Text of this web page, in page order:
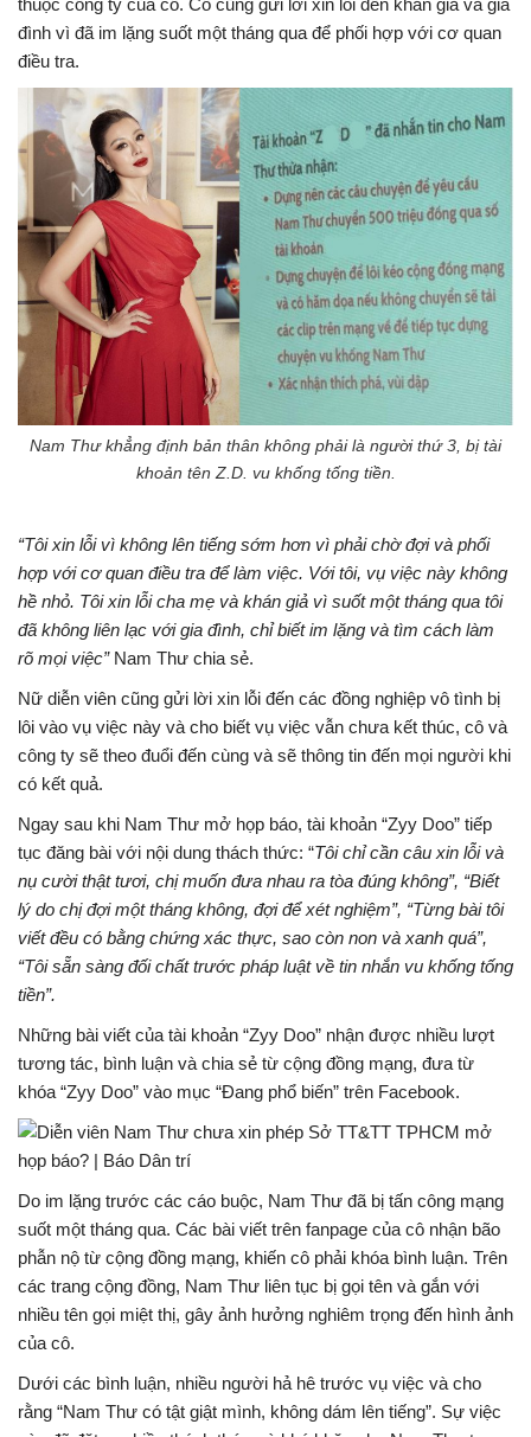
đình vì đã im lặng suốt một tháng qua để phối hợp với cơ quan
điều tra.
Nam Thư khẳng định bản thân không phải là người thứ 3, bị tài
khoản tên Z.D. vu khống tống tiền.
“Tôi xin lỗi vì không lên tiếng sớm hơn vì phải chờ đợi và phối
hợp với cơ quan điều tra để làm việc. Với tôi, vụ việc này không
hề nhỏ. Tôi xin lỗi cha mẹ và khán giả vì suốt một tháng qua tôi
đã không liên lạc với gia đình, chỉ biết im lặng và tìm cách làm
rõ mọi việc”Nam Thư chia sẻ.
Nữ diễn viên cũng gửi lời xin lỗi đến các đồng nghiệp vô tình bị
lôi vào vụ việc này và cho biết vụ việc vẫn chưa kết thúc, cô và
công ty sẽ theo đuổi đến cùng và sẽ thông tin đến mọi người khi
có kết quả.
Ngay sau khi Nam Thư mở họp báo, tài khoản “Zyy Doo” tiếp
tục đăng bài với nội dung thách thức: “Tôi chỉ cần câu xin lỗi và
nụ cười thật tươi, chị muốn đưa nhau ra tòa đúng không”, “Biết
lý do chị đợi một tháng không, đợi để xét nghiệm”, “Từng bài tôi
viết đều có bằng chứng xác thực, sao còn non và xanh quá”,
“Tôi sẵn sàng đối chất trước pháp luật về tin nhắn vu khống tống
tiền”.
Những bài viết của tài khoản “Zyy Doo” nhận được nhiều lượt
tương tác, bình luận và chia sẻ từ cộng đồng mạng, đưa từ
khóa “Zyy Doo” vào mục “Đang phổ biến” trên Facebook.
Do im lặng trước các cáo buộc, Nam Thư đã bị tấn công mạng
suốt một tháng qua. Các bài viết trên fanpage của cô nhận bão
phẫn nộ từ cộng đồng mạng, khiến cô phải khóa bình luận. Trên
các trang cộng đồng, Nam Thư liên tục bị gọi tên và gắn với
nhiều tên gọi miệt thị, gây ảnh hưởng nghiêm trọng đến hình ảnh
của cô.
Dưới các bình luận, nhiều người hả hê trước vụ việc và cho
rằng “Nam Thư có tật giật mình, không dám lên tiếng”. Sự việc